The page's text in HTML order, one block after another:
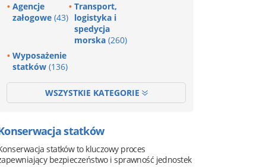
Agencje
załogowe (43)
Transport,
logistyka i
spedycja
morska (260)
Wyposażenie
statków (136)
WSZYSTKIE KATEGORIE
statków
statków to kluczowy proces
bezpieczeństwo i sprawność jednostek